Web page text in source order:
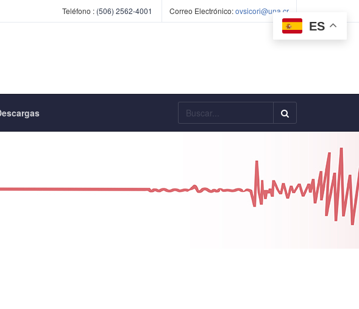
Teléfono : (506) 2562-4001 Correo Electrónico:ovsicori@una.cr
ES
Buscar...